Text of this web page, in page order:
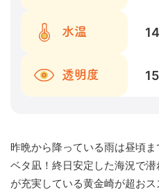
水温
透明度
昨晩から降っている雨は昼頃
ベタ凪！終日安定した海況で
が充実している黄金崎が超お